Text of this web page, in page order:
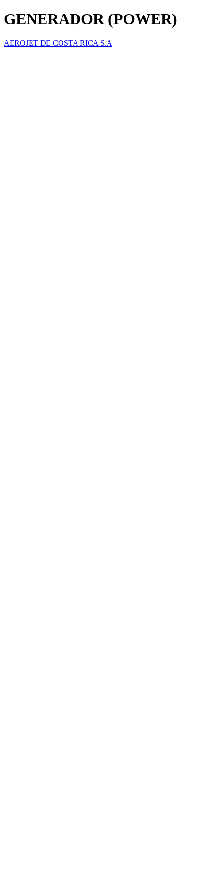
GENERADOR (POWER)
AEROJET DE COSTA RICA S.A